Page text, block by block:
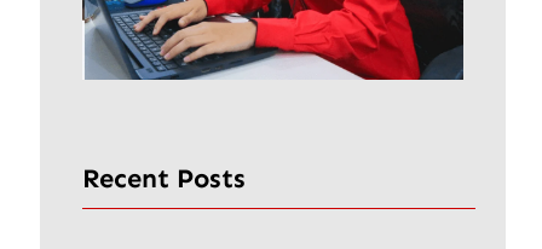
Recent Posts